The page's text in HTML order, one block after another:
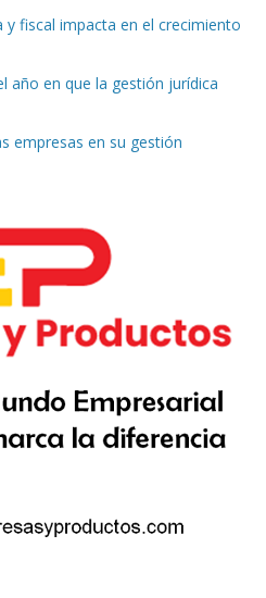
fiscal impacta en el crecimiento
año en que la gestión jurídica
empresas en su gestión